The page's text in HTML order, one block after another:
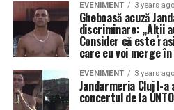
EVENIMENT 3 years ago
Gheboasă acuză
discriminare: „Alții
Consider că este
care eu voi merge
EVENIMENT 3 years ago
Jandarmeria Cluj l-a
concertul de la